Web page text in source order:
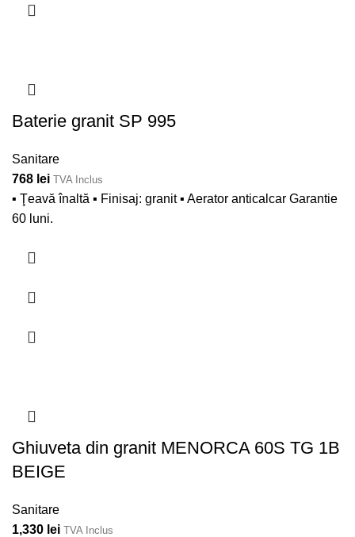
Baterie granit SP 995
Sanitare
768 lei TVA Inclus
▪ Ţeavă înaltă ▪ Finisaj: granit ▪ Aerator anticalcar Garantie
60 luni.
Ghiuveta din granit MENORCA 60S TG 1B
BEIGE
Sanitare
1,330 lei TVA Inclus